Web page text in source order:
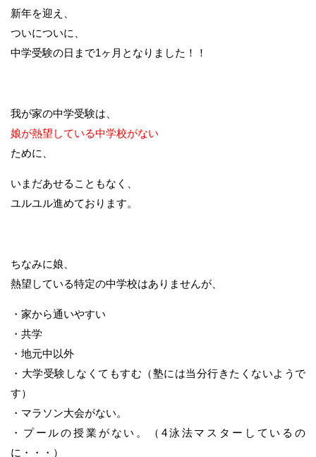
新年を迎え、
ついについに、
中学受験の日まで1ヶ月となりました！！
我が家の中学受験は、
娘が熱望している中学校がない
ために、
いまだあせることもなく、
ユルユル進めております。
ちなみに娘、
熱望している特定の中学校はありませんが、
・家から通いやすい
・共学
・地元中以外
・大学受験しなくてもすむ（塾には当分行きたくないようで
す）
・マラソン大会がない。
・プールの授業がない。（4泳法マスターしているの
に・・・）